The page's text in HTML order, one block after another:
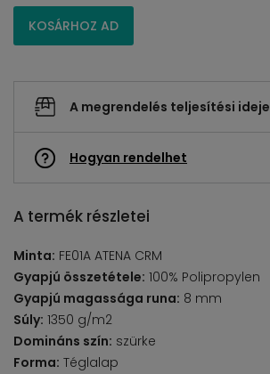
KOSÁRHOZ AD
A megrendelés teljesítési ideje
Hogyan rendelhet
A termék részletei
Minta: FE01A ATENA CRM
Gyapjú összetétele: 100% Polipropylen
Gyapjú magassága runa: 8 mm
Súly: 1350 g/m2
Domináns szín: szürke
Forma: Téglalap